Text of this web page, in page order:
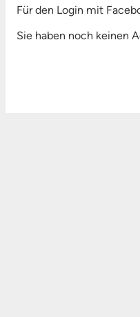
Für den Login mit
Sie haben noch keinen